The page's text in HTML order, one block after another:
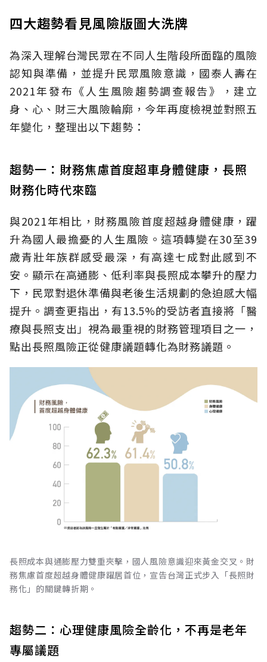
四大趨勢看見風險版圖大洗牌
為深入理解台灣民眾在不同人生階段所面臨的風險
認知與準備，並提升民眾風險意識，國泰人壽在
2021年發布《人生風險趨勢調查報告》，建立
身、心、財三大風險輪廓，今年再度檢視並對照五
年變化，整理出以下趨勢：
趨勢一：財務焦慮首度超車身體健康，長照
財務化時代來臨
與2021年相比，財務風險首度超越身體健康，躍
升為國人最擔憂的人生風險。這項轉變在30至39
歲青壯年族群感受最深，有高達七成對此感到不
安。顯示在高通膨、低利率與長照成本攀升的壓力
下，民眾對退休準備與老後生活規劃的急迫感大幅
提升。調查更指出，有13.5%的受訪者直接將「醫
療與長照支出」視為最重視的財務管理項目之一，
點出長照風險正從健康議題轉化為財務議題。
長照成本與通膨壓力雙重夾擊，國人風險意識迎來黃金交叉。財
務焦慮首度超越身體健康躍居首位，宣告台灣正式步入「長照財
務化」的關鍵轉折期。
趨勢二：心理健康風險全齡化，不再是老年
專屬議題